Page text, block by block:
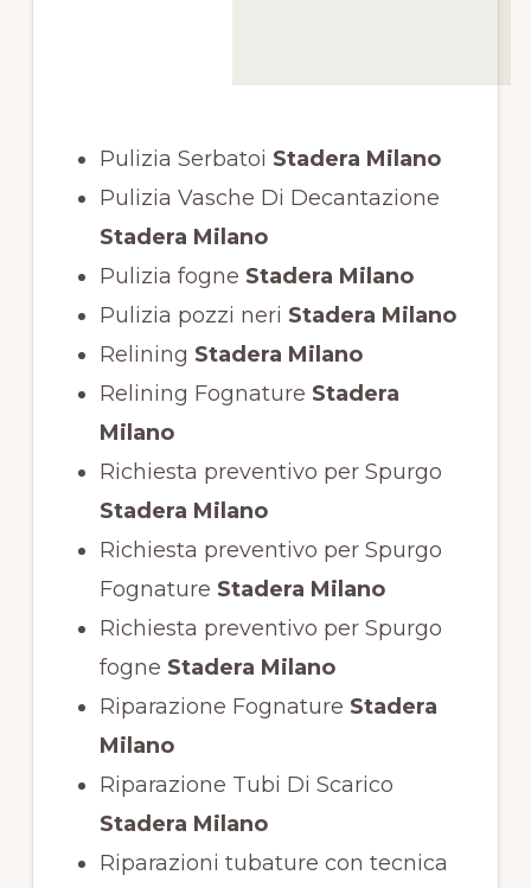
Pulizia Serbatoi Stadera Milano
Pulizia Vasche Di Decantazione
Stadera Milano
Pulizia fogne Stadera Milano
Pulizia pozzi neri Stadera Milano
Relining Stadera Milano
Relining Fognature Stadera
Milano
Richiesta preventivo per Spurgo
Stadera Milano
Richiesta preventivo per Spurgo
Fognature Stadera Milano
Richiesta preventivo per Spurgo
fogne Stadera Milano
Riparazione Fognature Stadera
Milano
Riparazione Tubi Di Scarico
Stadera Milano
Riparazioni tubature con tecnica